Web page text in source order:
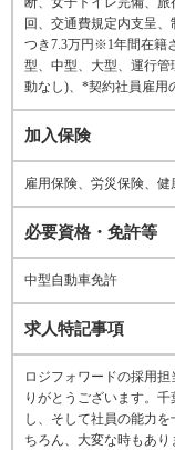
回、交通費規定内支呈
つき7.3万円※1年間在籍
型、中型、大型、運行
動なし)、*契約社員雇用
加入保険
雇用保険、労災保険、
必要資格・免許等
中型自動車免許
求人特記事項
ロジフォワードの採用
りがとうございます。
し、そして社員の能力
ちろん、大変な時もあ